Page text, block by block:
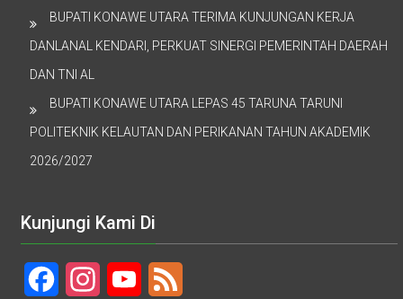
BUPATI KONAWE UTARA TERIMA KUNJUNGAN KERJA
DANLANAL KENDARI, PERKUAT SINERGI PEMERINTAH DAERAH
DAN TNI AL
BUPATI KONAWE UTARA LEPAS 45 TARUNA TARUNI
POLITEKNIK KELAUTAN DAN PERIKANAN TAHUN AKADEMIK
2026/2027
Kunjungi Kami Di
FacebookInstagramYouTube